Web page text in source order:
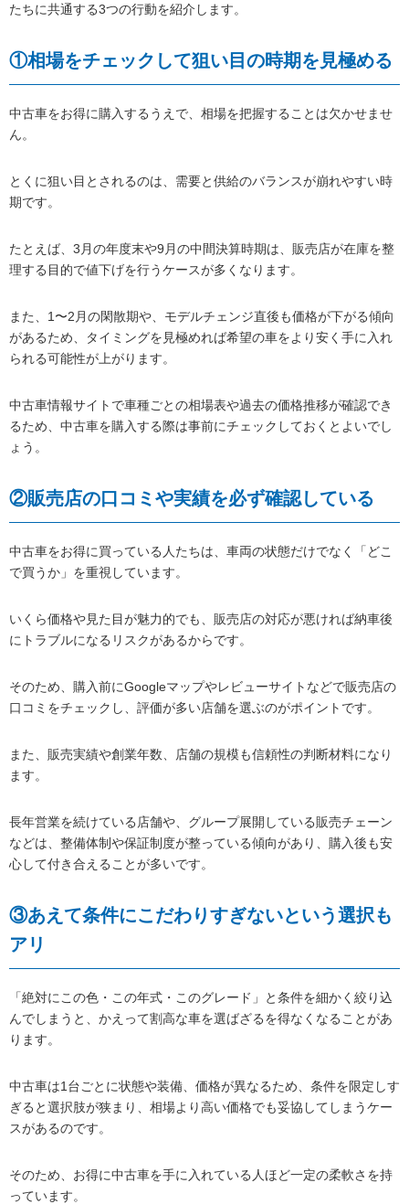
たちに共通する3つの行動を紹介します。
①相場をチェックして狙い目の時期を見極める
中古車をお得に購入するうえで、相場を把握することは欠かせませ
ん。
とくに狙い目とされるのは、需要と供給のバランスが崩れやすい時
期です。
たとえば、3月の年度末や9月の中間決算時期は、販売店が在庫を整
理する目的で値下げを行うケースが多くなります。
また、1〜2月の閑散期や、モデルチェンジ直後も価格が下がる傾向
があるため、タイミングを見極めれば希望の車をより安く手に入れ
られる可能性が上がります。
中古車情報サイトで車種ごとの相場表や過去の価格推移が確認でき
るため、中古車を購入する際は事前にチェックしておくとよいでし
ょう。
②販売店の口コミや実績を必ず確認している
中古車をお得に買っている人たちは、車両の状態だけでなく「どこ
で買うか」を重視しています。
いくら価格や見た目が魅力的でも、販売店の対応が悪ければ納車後
にトラブルになるリスクがあるからです。
そのため、購入前にGoogleマップやレビューサイトなどで販売店の
口コミをチェックし、評価が多い店舗を選ぶのがポイントです。
また、販売実績や創業年数、店舗の規模も信頼性の判断材料になり
ます。
長年営業を続けている店舗や、グループ展開している販売チェーン
などは、整備体制や保証制度が整っている傾向があり、購入後も安
心して付き合えることが多いです。
③あえて条件にこだわりすぎないという選択も
アリ
「絶対にこの色・この年式・このグレード」と条件を細かく絞り込
んでしまうと、かえって割高な車を選ばざるを得なくなることがあ
ります。
中古車は1台ごとに状態や装備、価格が異なるため、条件を限定しす
ぎると選択肢が狭まり、相場より高い価格でも妥協してしまうケー
スがあるのです。
そのため、お得に中古車を手に入れている人ほど一定の柔軟さを持
っています。